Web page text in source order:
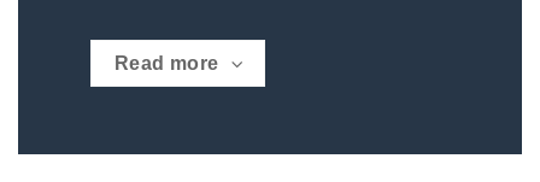
Read more